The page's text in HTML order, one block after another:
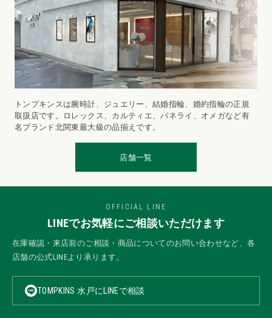
トンプキンスは腕時計、ジュエリー、結婚指輪、婚約指輪の正規
取扱店です。ロレックス、カルティエ、パネライ、オメガなど有
名ブランド北関東最大級の品揃えです。
店舗一覧
OFFICIAL LINE
LINEでお気軽にご相談いただけます
在庫確認・来店前のご相談・商品についてのお問い合わせなど、各
店舗の公式LINEより承ります。
TOMPKINS 水戸にLINEで相談